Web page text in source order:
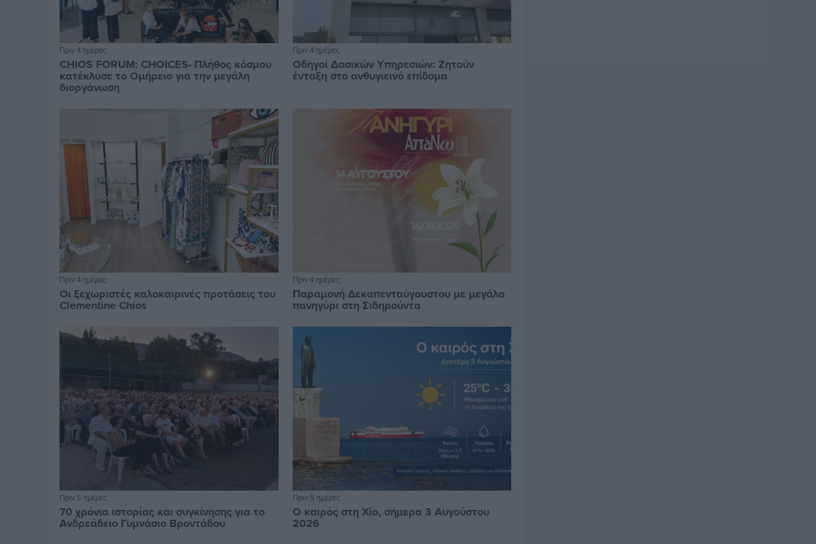
Πριν 4 ημέρες
CHIOS FORUM: CHOICES- Πλήθος κόσμου
κατέκλυσε το Ομήρειο για την μεγάλη
διοργάνωση
Πριν 4 ημέρες
Οδηγοί Δασικών Υπηρεσιών: Ζητούν
ένταξη στο ανθυγιεινό επίδομα
Πριν 4 ημέρες
Οι ξεχωριστές καλοκαιρινές προτάσεις του
Clementine Chios
Πριν 4 ημέρες
Παραμονή Δεκαπενταύγουστου με μεγάλο
πανηγύρι στη Σιδηρούντα
Πριν 5 ημέρες
70 χρόνια ιστορίας και συγκίνησης για το
Ανδρεάδειο Γυμνάσιο Βροντάδου
Πριν 5 ημέρες
Ο καιρός στη Χίο, σήμερα 3 Αυγούστου
2026